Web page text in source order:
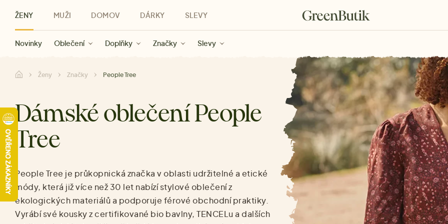
ŽENY
Novinky Oblečení Doplňky Značky Slevy
MUŽI
Novinky Oblečení Značky Slevy
DOMOV
Kategorie Značky Slevy
DÁRKY
Pro ženy Pro muže Pro děti Pro všechny Dárkové poukazy
SLEVY
Slevy ženy Slevy muži
Ženy Značky People Tree
Dámské oblečení People
Tree
People Tree je průkopnická značka v oblasti udržitelné a etické
módy, která již více než 30 let nabízí stylové oblečení z
ekologických materiálů a podporuje férové obchodní praktiky.
Vyrábí své kousky z certifikované bio bavlny, TENCELu a dalších